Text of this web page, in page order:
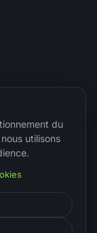
du
utilisons